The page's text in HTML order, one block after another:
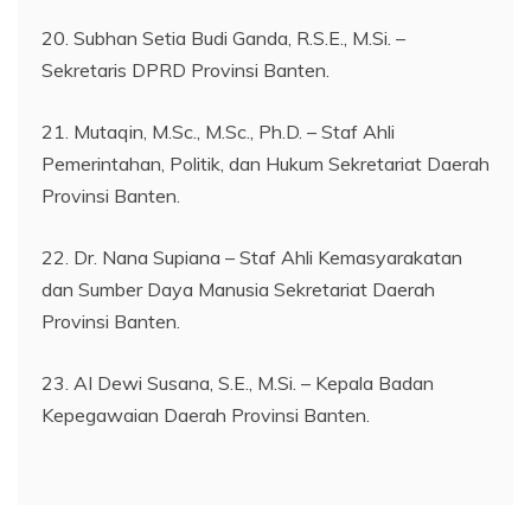
20. Subhan Setia Budi Ganda, R.S.E., M.Si. –
Sekretaris DPRD Provinsi Banten.
21. Mutaqin, M.Sc., M.Sc., Ph.D. – Staf Ahli
Pemerintahan, Politik, dan Hukum Sekretariat Daerah
Provinsi Banten.
22. Dr. Nana Supiana – Staf Ahli Kemasyarakatan
dan Sumber Daya Manusia Sekretariat Daerah
Provinsi Banten.
23. AI Dewi Susana, S.E., M.Si. – Kepala Badan
Kepegawaian Daerah Provinsi Banten.